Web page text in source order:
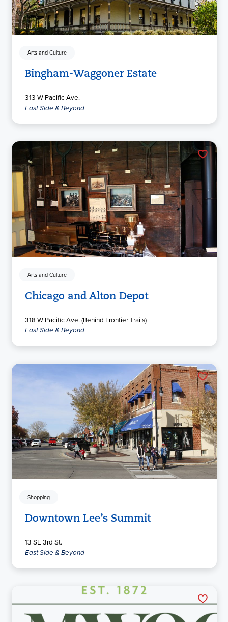
Arts and Culture
Bingham-Waggoner Estate
313 W Pacific Ave.
East Side & Beyond
Arts and Culture
Chicago and Alton Depot
318 W Pacific Ave. (Behind Frontier Trails)
East Side & Beyond
Shopping
Downtown Lee’s Summit
13 SE 3rd St.
East Side & Beyond